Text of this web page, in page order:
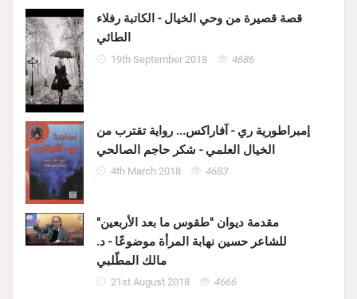
قصة قصيرة من وحي الخيال - الكاتبة رفلاء
الطائي
19th September 2018 4686
إمبراطورية ري - آفاراكس... رواية تقترب من
الخيال العلمي - شكر حاجم الصالحي
4th March 2018 4683
مقدمة ديوان "طقوس ما بعد الأربعين"
للشاعر حسين نهابة المرأة موضوعًا - د.
مالك المطّلبي
21st August 2018 4666